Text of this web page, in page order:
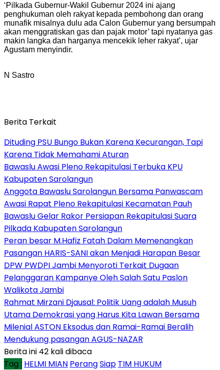
‘Pilkada Gubernur-Wakil Gubernur 2024 ini ajang
penghukuman oleh rakyat kepada pembohong dan orang
munafik misalnya dulu ada Calon Gubernur yang bersumpah
akan menggratiskan gas dan pajak motor’ tapi nyatanya gas
makin langka dan harganya mencekik leher rakyat’, ujar
Agustam menyindir.
N Sastro
Berita Terkait
Dituding PSU Bungo Bukan Karena Kecurangan, Tapi
Karena Tidak Memahami Aturan
Bawaslu Awasi Pleno Rekapitulasi Terbuka KPU
Kabupaten Sarolangun
Anggota Bawaslu Sarolangun Bersama Panwascam
Awasi Rapat Pleno Rekapitulasi Kecamatan Pauh
Bawaslu Gelar Rakor Persiapan Rekapitulasi Suara
Pilkada Kabupaten Sarolangun
Peran besar M.Hafiz Fatah Dalam Memenangkan
Pasangan HARIS-SANI akan Menjadi Harapan Besar
DPW PWDPI Jambi Menyoroti Terkait Dugaan
Pelanggaran Kampanye Oleh Salah Satu Paslon
Walikota Jambi
Rahmat Mirzani Djausal: Politik Uang adalah Musuh
Utama Demokrasi yang Harus Kita Lawan Bersama
Milenial ASTON Eksodus dan Ramai-Ramai Beralih
Mendukung pasangan AGUS-NAZAR
Berita ini 42 kali dibaca
Tag : HELMI MIAN PerangSiap TIM HUKUM